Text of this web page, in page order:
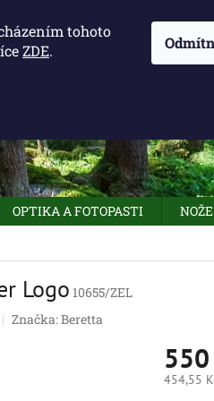
tohoto
ZDE.
OPTIKA A FOTOPASTI NOŽE
Logo 10655/ZEL
Značka:Beretta
454,55